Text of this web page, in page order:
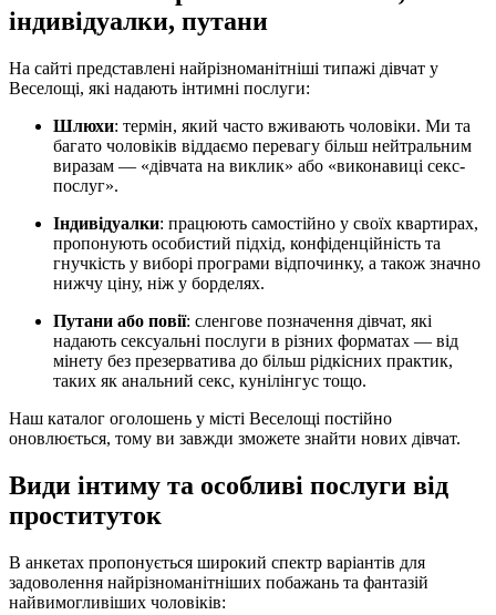
індивідуалки, путани
На сайті представлені найрізноманітніші типажі дівчат у
Веселощі, які надають інтимні послуги:
Шлюхи: термін, який часто вживають чоловіки. Ми та
багато чоловіків віддаємо перевагу більш нейтральним
виразам — «дівчата на виклик» або «виконавиці секс-
послуг».
Індивідуалки: працюють самостійно у своїх квартирах,
пропонують особистий підхід, конфіденційність та
гнучкість у виборі програми відпочинку, а також значно
нижчу ціну, ніж у борделях.
Путани або повії: сленгове позначення дівчат, які
надають сексуальні послуги в різних форматах — від
мінету без презерватива до більш рідкісних практик,
таких як анальний секс, кунілінгус тощо.
Наш каталог оголошень у місті Веселощі постійно
оновлюється, тому ви завжди зможете знайти нових дівчат.
Види інтиму та особливі послуги від
проституток
В анкетах пропонується широкий спектр варіантів для
задоволення найрізноманітніших побажань та фантазій
найвимогливіших чоловіків: